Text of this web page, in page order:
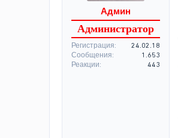
Админ
Администратор
Регистрация
24.02.18
Сообщения
1.653
Реакции
443